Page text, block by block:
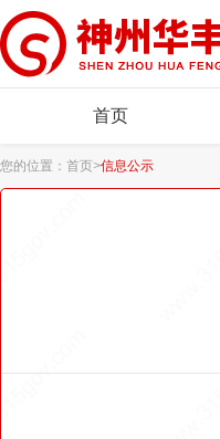
首页
您的位置： 首页>信息公示